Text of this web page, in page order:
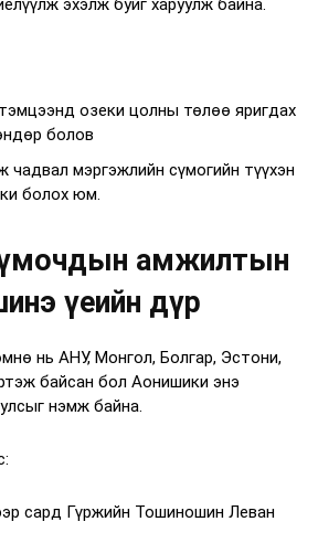
эхэлж буйг харуулж байна.
озеки цолны төлөө яригдах
болов
чадвал мэргэжлийн сүмогийн түүхэн
болох юм.
амжилтын
үеийн дүр
нь АНУ, Монгол, Болгар, Эстони,
байсан бол Аонишики энэ
нэмж байна.
сард Гүржийн Тошиношин Леван